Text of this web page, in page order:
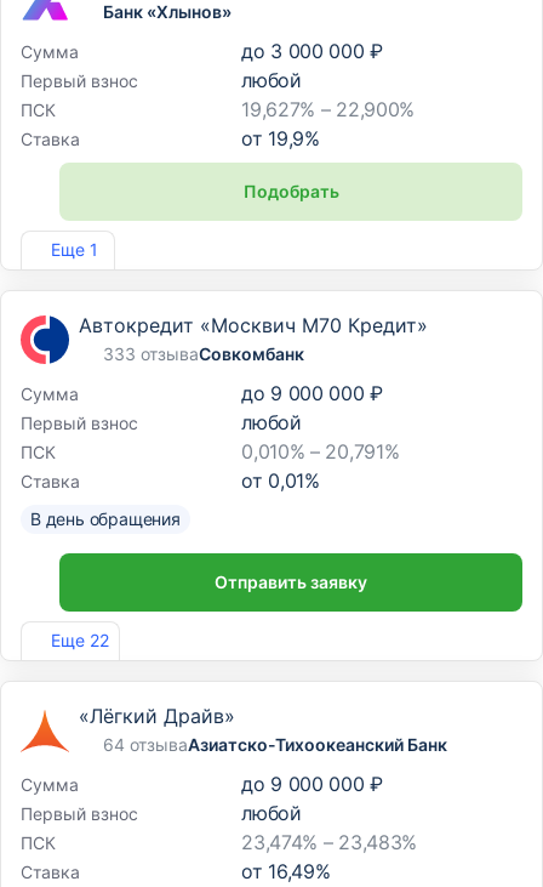
Еще 1
Банк «Хлынов»
Сумма
до 3 000 000 ₽
Первый взнос любой
ПСК 19,627% – 22,900%
Ставка от 19,9%
Подобрать
Лиц. №254
Еще 22
Автокредит «Москвич М70 Кредит»
333 отзываСовкомбанк
Сумма
до 9 000 000 ₽
Первый взнос любой
ПСК 0,010% – 20,791%
Ставка от 0,01%
В день обращения
Отправить заявку
Лиц. №963
«Лёгкий Драйв»
64 отзываАзиатско-Тихоокеанский Банк
Сумма
до 9 000 000 ₽
Первый взнос любой
ПСК 23,474% – 23,483%
Ставка от 16,49%